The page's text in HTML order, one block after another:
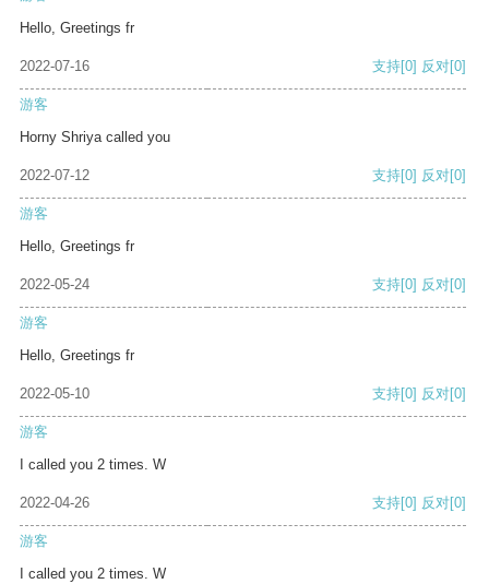
Hello, Greetings fr
2022-07-16 支持[0] 反对[0]
游客
Horny Shriya called you
2022-07-12 支持[0] 反对[0]
游客
Hello, Greetings fr
2022-05-24 支持[0] 反对[0]
游客
Hello, Greetings fr
2022-05-10 支持[0] 反对[0]
游客
I called you 2 times. W
2022-04-26 支持[0] 反对[0]
游客
I called you 2 times. W